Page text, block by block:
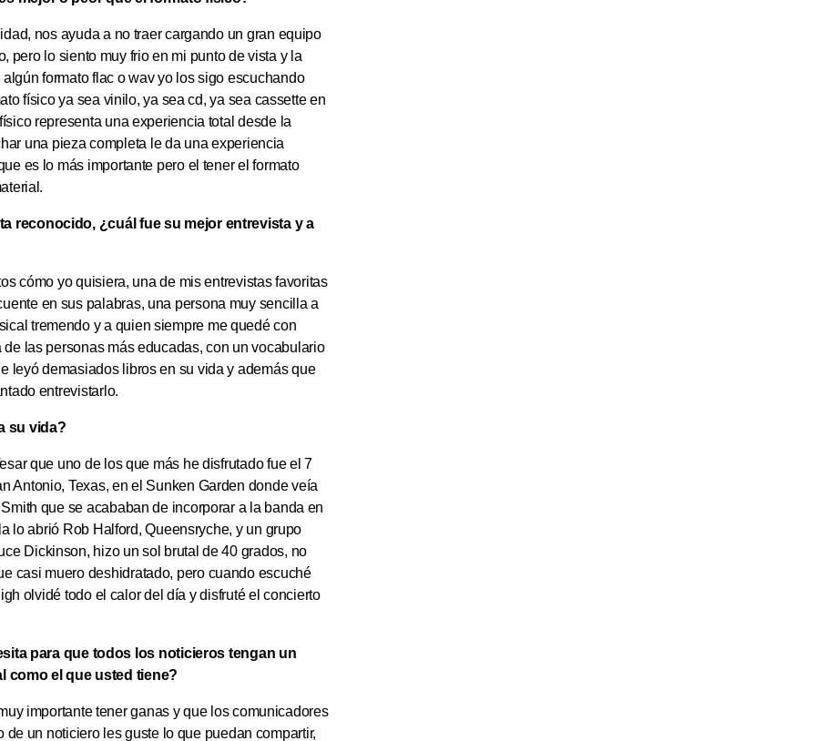
nos ayuda a no traer cargando un gran equipo
pero lo siento muy frio en mi punto de vista y la
formato flac o wav yo los sigo escuchando
físico ya sea vinilo, ya sea cd, ya sea cassette en
representa una experiencia total desde la
una pieza completa le da una experiencia
es lo más importante pero el tener el formato
reconocido, ¿cuál fue su mejor entrevista y a
cómo yo quisiera, una de mis entrevistas favoritas
en sus palabras, una persona muy sencilla a
tremendo y a quien siempre me quedé con
las personas más educadas, con un vocabulario
leyó demasiados libros en su vida y además que
entrevistarlo.
su vida?
que uno de los que más he disfrutado fue el 7
Antonio, Texas, en el Sunken Garden donde veía
que se acababan de incorporar a la banda en
lo abrió Rob Halford, Queensryche, y un grupo
Dickinson, hizo un sol brutal de 40 grados, no
casi muero deshidratado, pero cuando escuché
olvidé todo el calor del día y disfruté el concierto
para que todos los noticieros tengan un
como el que usted tiene?
importante tener ganas y que los comunicadores
de un noticiero les guste lo que puedan compartir,